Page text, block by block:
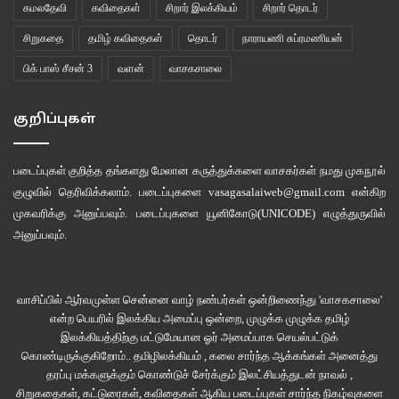
சீனப் பெண்ணையும் ’லிவிங் டு கெதராக’ வைத்திருக்கின்றார்கள். ஒருத்தராவது
அதைவிட மூன்று பேருக்கும் பூச்சி புழுக்கள் இல்லையென்பது அம்மாவின்
பெருங்குறை. அம்மாவுக்கு எல்லாருடைய பெயரும் அத்துப்படி. ஞாபகமறதி
“எல்லாரும் இஞ்சை ஓடி வாருங்கோ… ஆரோ ஒரு புது லேடி எங்கடை வீட்டுக்கு
வந்திருக்கின்றா” என்று அம்மாவைப் பார்த்து கிண்டலடித்தாள் சாருமதி.
எல்லோரும் ஆங்கிலத்தில்தான் கதைத்தார்கள். ஆனால், ஒவ்வொருவருடைய
ஸ்ரைலும் வித்தியாசமாக இருந்தது. அவர்களின் சாப்பாட்டு முறைமைகளும்
விதமான நிறங்கள். வித்தியாசமான உருவங்கள். ஒருவருக்குக் கண் மேலே
இழுத்திருக்கும். மற்றவருக்குக் கீழே இழுத்திருக்கும். வித்தியாசமான ஆடைகள்,
வித்தியாசமான பழக்கவழக்கங்கள்.
”அவுஸ்திரேலியாவும் கனடாவும் மல்ரி கல்சரர் நாடுகள். எங்கடை மல்ரி கல்சரர்
கமலதேவி கவிதைகள் சிறார் இலக்கியம் சிறார் தொடர்
சிறுகதை தமிழ் கவிதைகள் தொடர் நாராயணி சுப்ரமணியன்
பிக் பாஸ் சீசன் 3 வளன் வாசகசாலை
குறிப்புகள்
படைப்புகள் குறித்த தங்களது மேலான கருத்துக்களை வாசகர்கள் நமது முகநூல்
குழுவில் தெரிவிக்கலாம். படைப்புகளை vasagasalaiweb@gmail.com என்கிற
முகவரிக்கு அனுப்பவும். படைப்புகளை யூனிகோடு(UNICODE)எழுத்துருவில்
அனுப்பவும்.
வாசிப்பில் ஆர்வமுள்ள சென்னை வாழ் நண்பர்கள் ஒன்றிணைந்து 'வாசகசாலை'
என்ற பெயரில் இலக்கிய அமைப்பு ஒன்றை, முழுக்க முழுக்க தமிழ்
இலக்கியத்திற்கு மட்டுமேயான ஓர் அமைப்பாக செயல்பட்டுக்
கொண்டிருக்குகிறோம்.. தமிழிலக்கியம் , கலை சார்ந்த ஆக்கங்கள் அனைத்து
தரப்பு மக்களுக்கும் கொண்டுச் சேர்க்கும் இலட்சியத்துடன் நாவல் ,
சிறுகதைகள், கட்டுரைகள், கவிதைகள் ஆகிய படைப்புகள் சார்ந்த நிகழ்வுகளை